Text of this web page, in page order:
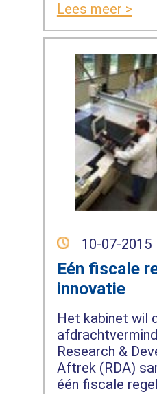
Lees meer >
10-07-2015
Eén fiscale
innovatie
Het kabinet wil
Research &
Aftrek (RDA)
één fiscale